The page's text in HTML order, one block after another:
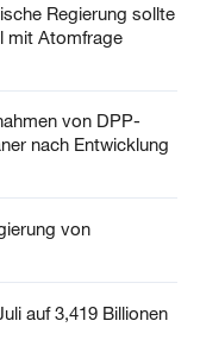
Regierung sollte
mit Atomfrage
von DPP-
nach Entwicklung
von
auf 3,419 Billionen